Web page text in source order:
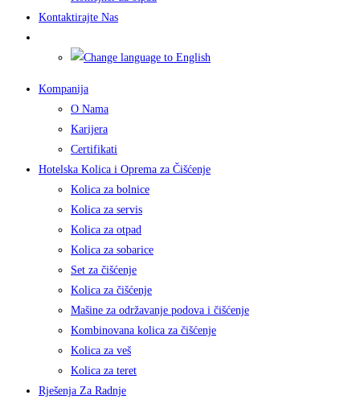
Kontaktirajte Nas
Kompanija
O Nama
Karijera
Certifikati
Hotelska Kolica i Oprema za Čišćenje
Kolica za bolnice
Kolica za servis
Kolica za otpad
Kolica za sobarice
Set za čišćenje
Kolica za čišćenje
Mašine za održavanje podova i čišćenje
Kombinovana kolica za čišćenje
Kolica za veš
Kolica za teret
Rješenja Za Radnje